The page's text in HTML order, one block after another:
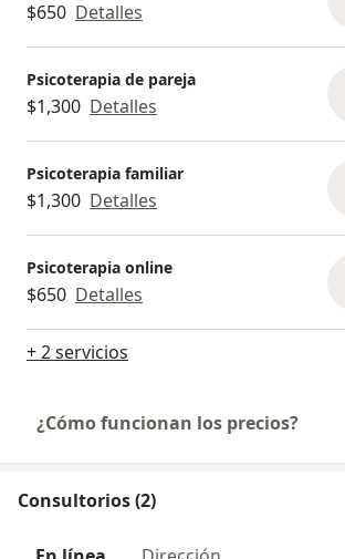
$650 Detalles
Psicoterapia de pareja
$1,300 Detalles
Psicoterapia familiar
$1,300 Detalles
Psicoterapia online
$650 Detalles
+ 2 servicios
¿Cómo funcionan los precios?
Consultorios (2)